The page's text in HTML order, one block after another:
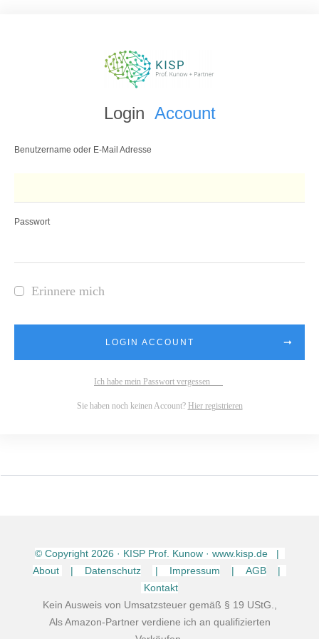
Login Account
Benutzername oder E-Mail Adresse
Passwort
Erinnere mich
LOGIN ACCOUNT
Ich habe mein Passwort vergessen
Sie haben noch keinen Account? Hier registrieren
© Copyright 2026 · KISP Prof. Kunow · www.kisp.de |
About
| Datenschutz | Impressum | AGB
|
Kontakt
Kein Ausweis von Umsatzsteuer gemäß § 19 UStG.,
Als Amazon-Partner verdiene ich an qualifizierten